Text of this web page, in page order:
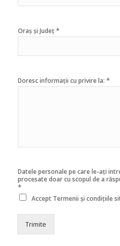
Oraș și Județ*
Doresc informații cu privire la: *
Datele personale pe care le-ați
procesate doar cu scopul de a
*
Accept Termenii și condițiile
Trimite